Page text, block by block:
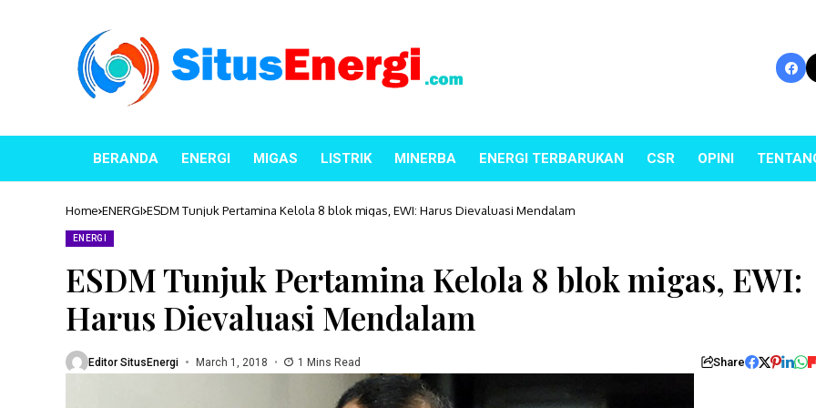
BERANDA ENERGI MIGAS LISTRIK MINERBA ENERGI TERBARUKAN CSR OPINI
Home ENERGI ESDM Tunjuk Pertamina Kelola 8 blok migas, EWI: Harus Dievaluasi Mendalam
ENERGI
ESDM Tunjuk Pertamina Kelola 8 blok migas, EWI:
Harus Dievaluasi Mendalam
Editor SitusEnergi March 1, 2018 1 Mins Read Share